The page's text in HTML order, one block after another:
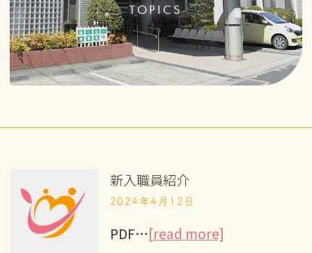
TOPICS
新入職員紹介
2024年4月12日
PDF…[read more]